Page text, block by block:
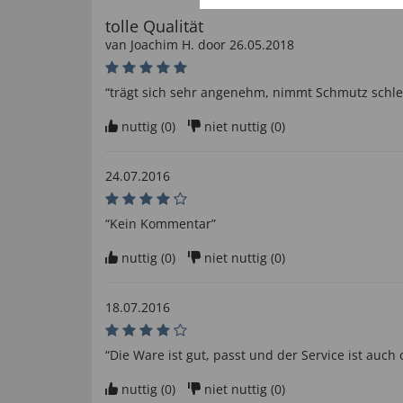
tolle Qualität
van Joachim H. door 26.05.2018
“trägt sich sehr angenehm, nimmt Schmutz
nuttig (0) niet nuttig (0)
24.07.2016
“Kein Kommentar”
nuttig (0) niet nuttig (0)
18.07.2016
“Die Ware ist gut, passt und der Service ist auch
nuttig (0) niet nuttig (0)